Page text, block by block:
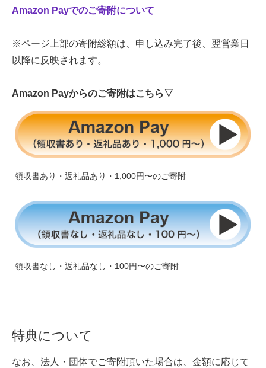
Amazon Payでのご寄附について
※ページ上部の寄附総額は、申し込み完了後、翌営業日
以降に反映されます。
Amazon Payからのご寄附はこちら▽
領収書あり・返礼品あり・1,000円〜のご寄附
領収書なし・返礼品なし・100円〜のご寄附
特典について
なお、法人・団体でご寄附頂いた場合は、金額に応じて